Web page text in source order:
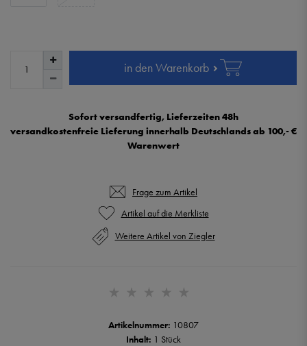
Artikelnummer: 10807
Inhalt: 1 Stück
in den Warenkorb
Sofort versandfertig, Lieferzeiten 48h
versandkostenfreie Lieferung innerhalb Deutschlands ab 100,- €
Warenwert
Frage zum Artikel
Weitere Artikel von Ziegler